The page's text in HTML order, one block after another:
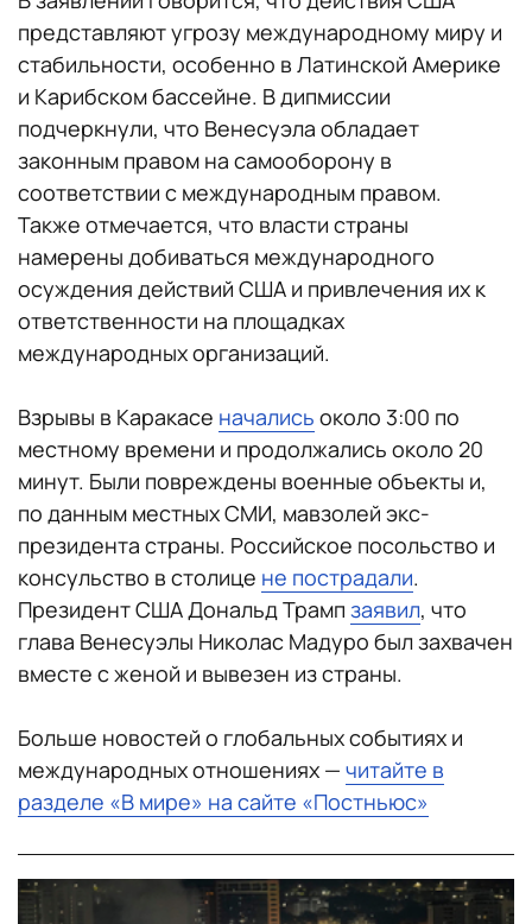
представляют угрозу международному миру и
стабильности, особенно в Латинской Америке
и Карибском бассейне. В дипмиссии
подчеркнули, что Венесуэла обладает
законным правом на самооборону в
соответствии с международным правом.
Также отмечается, что власти страны
намерены добиваться международного
осуждения действий США и привлечения их к
ответственности на площадках
международных организаций.
Взрывы в Каракасе начались около 3:00 по
местному времени и продолжались около 20
минут. Были повреждены военные объекты и,
по данным местных СМИ, мавзолей экс-
президента страны. Российское посольство и
консульство в столице не пострадали.
Президент США Дональд Трамп заявил, что
глава Венесуэлы Николас Мадуро был захвачен
вместе с женой и вывезен из страны.
Больше новостей о глобальных событиях и
международных отношениях — читайте в
разделе «В мире» на сайте «Постньюс»